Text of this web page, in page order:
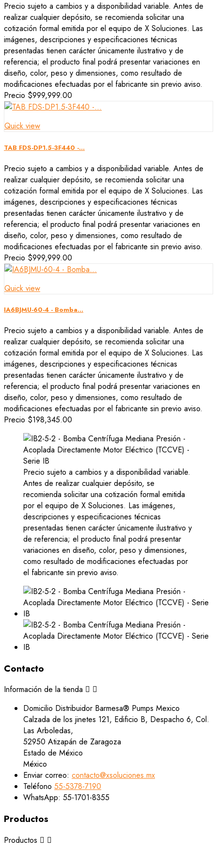
Precio sujeto a cambios y a disponibilidad variable. Antes de
realizar cualquier depósito, se recomienda solicitar una
cotización formal emitida por el equipo de X Soluciones. Las
imágenes, descripciones y especificaciones técnicas
presentadas tienen carácter únicamente ilustrativo y de
referencia; el producto final podrá presentar variaciones en
diseño, color, peso y dimensiones, como resultado de
modificaciones efectuadas por el fabricante sin previo aviso.
Precio $999,999.00
Quick view
TAB FDS-DP1.5-3F440 -...
Precio sujeto a cambios y a disponibilidad variable. Antes de
realizar cualquier depósito, se recomienda solicitar una
cotización formal emitida por el equipo de X Soluciones. Las
imágenes, descripciones y especificaciones técnicas
presentadas tienen carácter únicamente ilustrativo y de
referencia; el producto final podrá presentar variaciones en
diseño, color, peso y dimensiones, como resultado de
modificaciones efectuadas por el fabricante sin previo aviso.
Precio $999,999.00
Quick view
IA6BJMU-60-4 - Bomba...
Precio sujeto a cambios y a disponibilidad variable. Antes de
realizar cualquier depósito, se recomienda solicitar una
cotización formal emitida por el equipo de X Soluciones. Las
imágenes, descripciones y especificaciones técnicas
presentadas tienen carácter únicamente ilustrativo y de
referencia; el producto final podrá presentar variaciones en
diseño, color, peso y dimensiones, como resultado de
modificaciones efectuadas por el fabricante sin previo aviso.
Precio $198,345.00
Precio sujeto a cambios y a disponibilidad variable.
Antes de realizar cualquier depósito, se
recomienda solicitar una cotización formal emitida
por el equipo de X Soluciones. Las imágenes,
descripciones y especificaciones técnicas
presentadas tienen carácter únicamente ilustrativo y
de referencia; el producto final podrá presentar
variaciones en diseño, color, peso y dimensiones,
como resultado de modificaciones efectuadas por
el fabricante sin previo aviso.
Contacto
Información de la tienda  
Domicilio Distribuidor Barmesa® Pumps Mexico
Calzada de los jinetes 121, Edificio B, Despacho 6, Col.
Las Arboledas,
52950 Atizapán de Zaragoza
Estado de México
México
Enviar correo: contacto@xsoluciones.mx
Teléfono 55-5378-7190
WhatsApp: 55-1701-8355
Productos
Productos  